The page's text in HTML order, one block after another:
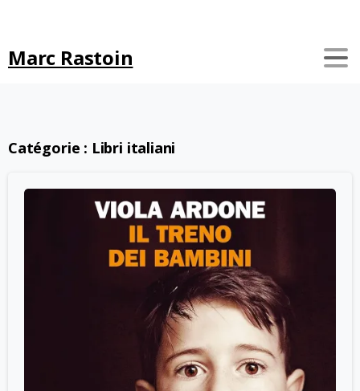
Marc Rastoin
Catégorie : Libri italiani